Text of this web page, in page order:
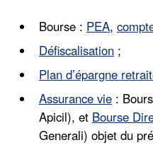
Bourse : PEA,
Défiscalisation ;
Plan d’épargne
Assurance vie :
Apicil), et Bourse
Generali) objet du